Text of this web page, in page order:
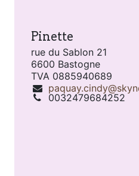
Pinette
rue du Sablon 21
6600 Bastogne
TVA 0885940689
0032479684252